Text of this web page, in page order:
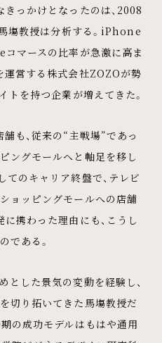
きっかけとなったのは、2008
塲教授は分析する。iPhone
マースの比率が急激に高ま
運営する株式会社ZOZOが勢
トを持つ企業が増えてきた。
も、従来の“主戦場”であっ
ングモールへと軸足を移し
てのキャリア終盤で、テレビ
ョッピングモールへの店舗
携わった理由にも、こうし
である。
とした景気の変動を経験し、
切り拓いてきた馬塲教授だ
の成功モデルはもはや通用